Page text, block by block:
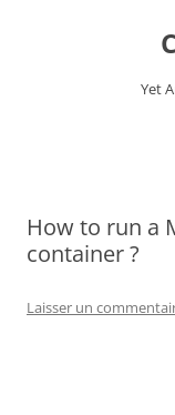
Yet
How to run a
container ?
Laisser un